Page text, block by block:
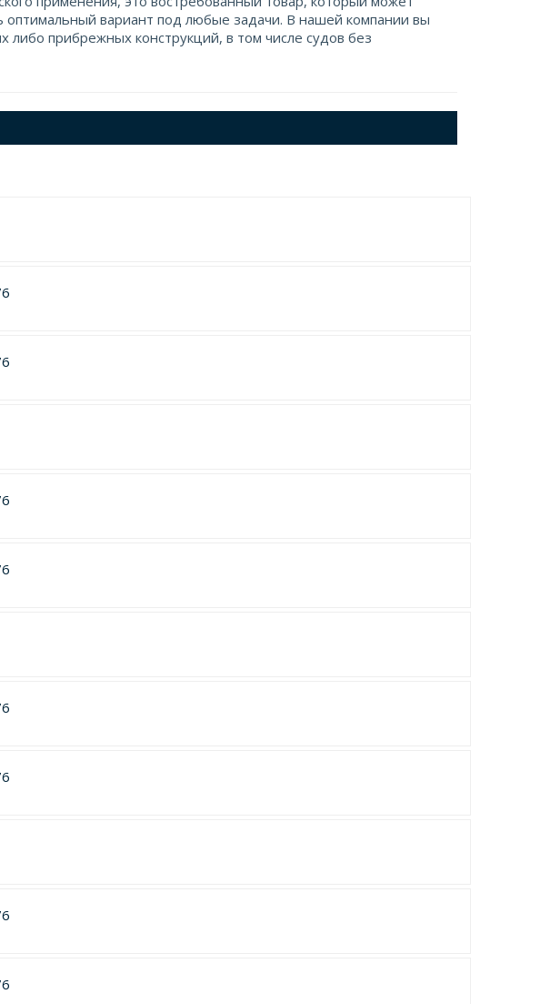
оптимальный вариант под любые задачи. В нашей компании вы
либо прибрежных конструкций, в том числе судов без